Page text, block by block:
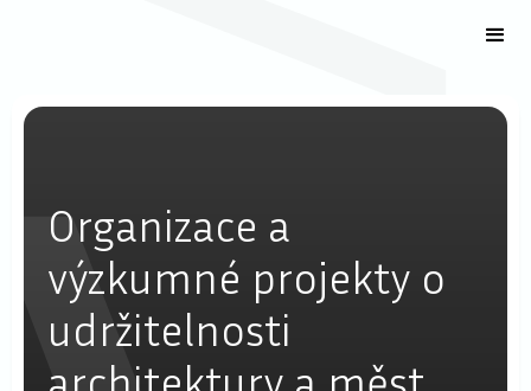
Organizace a
výzkumné projekty o
udržitelnosti